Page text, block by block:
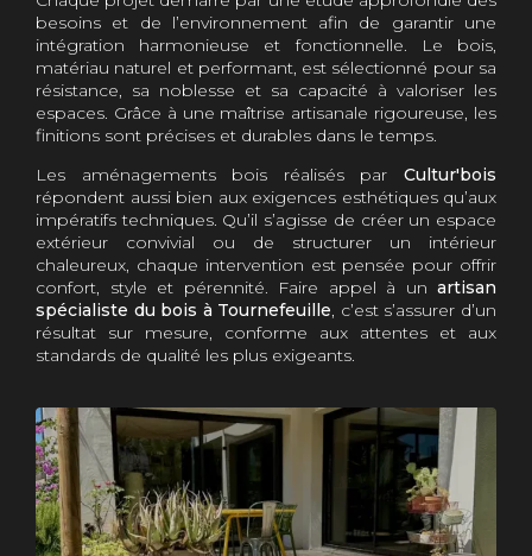
besoins et de l’environnement afin de garantir une
intégration harmonieuse et fonctionnelle. Le bois,
matériau naturel et performant, est sélectionné pour sa
résistance, sa noblesse et sa capacité à valoriser les
espaces. Grâce à une maîtrise artisanale rigoureuse, les
finitions sont précises et durables dans le temps.
Les aménagements bois réalisés par Cultur'bois
répondent aussi bien aux exigences esthétiques qu’aux
impératifs techniques. Qu’il s’agisse de créer un espace
extérieur convivial ou de structurer un intérieur
chaleureux, chaque intervention est pensée pour offrir
confort, style et pérennité. Faire appel à un artisan
spécialiste du bois à Tournefeuille, c’est s’assurer d’un
résultat sur mesure, conforme aux attentes et aux
standards de qualité les plus exigeants.